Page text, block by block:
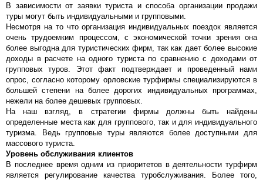
В зависимости от заявки туриста и способа организации продажи
туры могут быть индивидуальными и групповыми.
Несмотря на то что организация индивидуальных поездок является
очень трудоемким процессом, с экономической точки зрения она
более выгодна для туристических фирм, так как дает более высокие
доходы в расчете на одного туриста по сравнению с доходами от
групповых туров. Этот факт подтверждает и проведенный нами
опрос, согласно которому орловские турфирмы специализируются в
большей степени на более дорогих индивидуальных программах,
нежели на более дешевых групповых.
На наш взгляд, в стратегии фирмы должны быть найдены
определенные места как для группового, так и для индивидуального
туризма. Ведь групповые туры являются более доступными для
массового туриста.
Уровень обслуживания клиентов
В последнее время одним из приоритетов в деятельности турфирм
является регулирование качества туробслуживания. Более того,